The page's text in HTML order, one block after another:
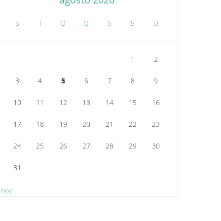
S T Q Q S S D
1 2
3 4 5 6 7 8 9
10 11 12 13 14 15 16
17 18 19 20 21 22 23
24 25 26 27 28 29 30
31